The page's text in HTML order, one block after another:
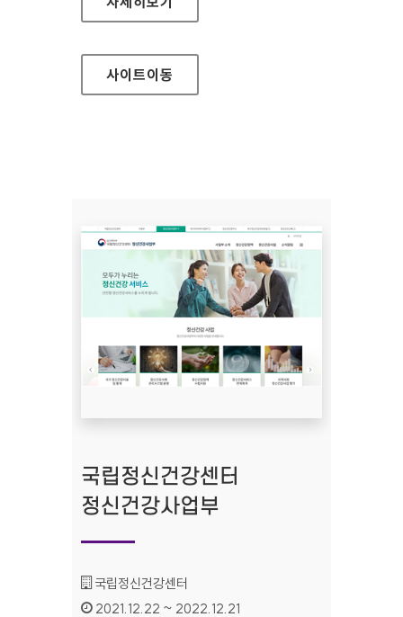
사이트이동
국립정신건강센터
정신건강사업부
기관명 :
국립정신건강센터
인증기간 :
2021.12.22 ~ 2022.12.21